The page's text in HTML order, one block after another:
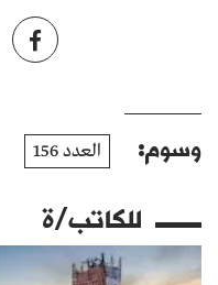
وسوم: العدد 156
للكاتب/ة